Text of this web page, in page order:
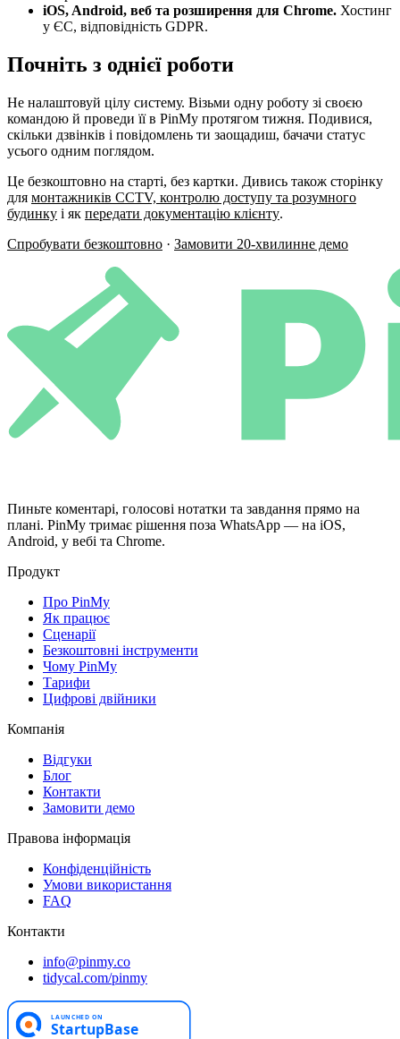
iOS, Android, веб та розширення для Chrome. Хостинг
у ЄС, відповідність GDPR.
Почніть з однієї роботи
Не налаштовуй цілу систему. Візьми одну роботу зі своєю
командою й проведи її в PinMy протягом тижня. Подивися,
скільки дзвінків і повідомлень ти заощадиш, бачачи статус
усього одним поглядом.
Це безкоштовно на старті, без картки. Дивись також сторінку
для монтажників CCTV, контролю доступу та розумного
будинку і як передати документацію клієнту.
Спробувати безкоштовно · Замовити 20-хвилинне демо
Пиньте коментарі, голосові нотатки та завдання прямо на
плані. PinMy тримає рішення поза WhatsApp — на iOS,
Android, у вебі та Chrome.
Продукт
Про PinMy
Як працює
Сценарії
Безкоштовні інструменти
Чому PinMy
Тарифи
Цифрові двійники
Компанія
Відгуки
Блог
Контакти
Замовити демо
Правова інформація
Конфіденційність
Умови використання
FAQ
Контакти
info@pinmy.co
tidycal.com/pinmy